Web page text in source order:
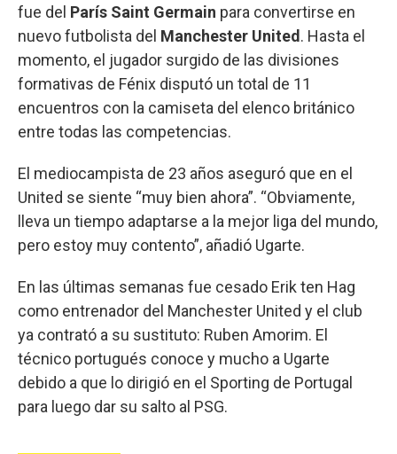
fue del París Saint Germain para convertirse en
nuevo futbolista del Manchester United. Hasta el
momento, el jugador surgido de las divisiones
formativas de Fénix disputó un total de 11
encuentros con la camiseta del elenco británico
entre todas las competencias.
El mediocampista de 23 años aseguró que en el
United se siente “muy bien ahora”. “Obviamente,
lleva un tiempo adaptarse a la mejor liga del mundo,
pero estoy muy contento”, añadió Ugarte.
En las últimas semanas fue cesado Erik ten Hag
como entrenador del Manchester United y el club
ya contrató a su sustituto: Ruben Amorim. El
técnico portugués conoce y mucho a Ugarte
debido a que lo dirigió en el Sporting de Portugal
para luego dar su salto al PSG.